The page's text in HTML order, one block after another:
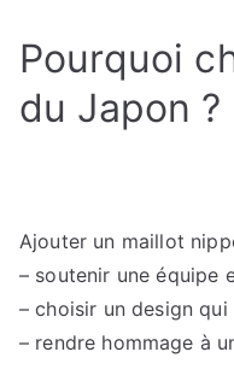
Pourquoi
du Japon ?
Ajouter un maillot
– soutenir une équipe
– choisir un design qui
– rendre hommage à